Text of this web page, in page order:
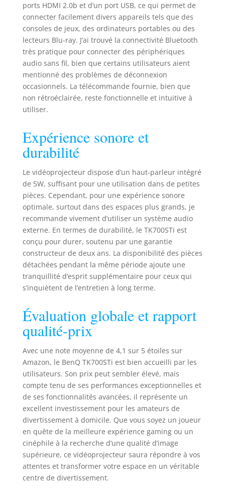
applications
d'Android, films,
programmes,
sports (en direct)
jeux, musique, etc.
ports HDMI 2.0b et d’un port USB, ce qui permet de
connecter facilement divers appareils tels que des
consoles de jeux, des ordinateurs portables ou des
lecteurs Blu-ray. J’ai trouvé la connectivité Bluetooth
très pratique pour connecter des périphériques
audio sans fil, bien que certains utilisateurs aient
mentionné des problèmes de déconnexion
occasionnels. La télécommande fournie, bien que
non rétroéclairée, reste fonctionnelle et intuitive à
utiliser.
Expérience sonore et
durabilité
Le vidéoprojecteur dispose d’un haut-parleur intégré
de 5W, suffisant pour une utilisation dans de petites
pièces. Cependant, pour une expérience sonore
optimale, surtout dans des espaces plus grands, je
recommande vivement d’utiliser un système audio
externe. En termes de durabilité, le TK700STi est
conçu pour durer, soutenu par une garantie
constructeur de deux ans. La disponibilité des pièces
détachées pendant la même période ajoute une
tranquillité d’esprit supplémentaire pour ceux qui
s’inquiètent de l’entretien à long terme.
Évaluation globale et rapport
qualité-prix
Avec une note moyenne de 4,1 sur 5 étoiles sur
Amazon, le BenQ TK700STi est bien accueilli par les
utilisateurs. Son prix peut sembler élevé, mais
compte tenu de ses performances exceptionnelles et
de ses fonctionnalités avancées, il représente un
excellent investissement pour les amateurs de
divertissement à domicile. Que vous soyez un joueur
en quête de la meilleure expérience gaming ou un
cinéphile à la recherche d’une qualité d’image
supérieure, ce vidéoprojecteur saura répondre à vos
attentes et transformer votre espace en un véritable
centre de divertissement.